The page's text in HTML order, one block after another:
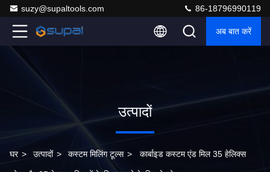
suzy@supaltools.com 86-18796990119
अब बात करें
उत्पादों
घर > उत्पादों > कस्टम मिलिंग टूल्स > कार्बाइड कस्टम एंड मिल 35 हेलिक्स